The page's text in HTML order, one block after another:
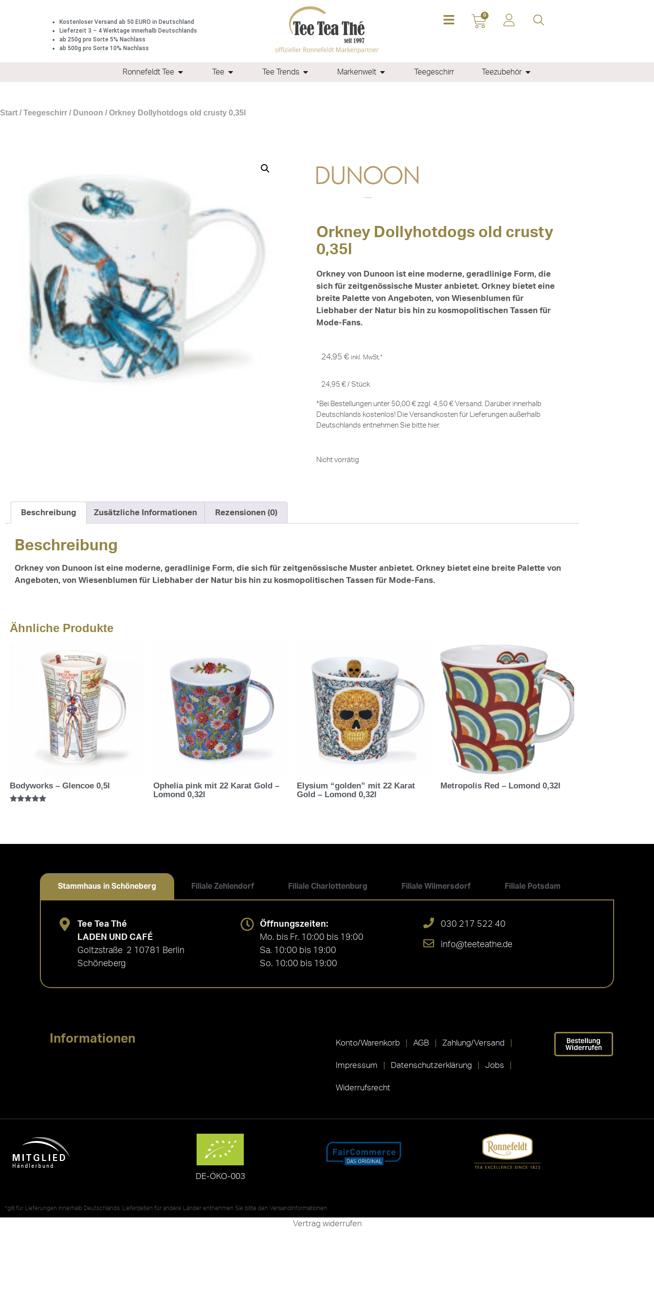
Kostenloser Versand ab 50 EURO in Deutschland
Lieferzeit 3 – 4 Werktage innerhalb Deutschlands
ab 250g pro Sorte 5% Nachlass
ab 500g pro Sorte 10% Nachlass
0
Ronnefeldt Tee Tee Tee Trends Markenwelt Teegeschirr Teezubehör
Start / Teegeschirr / Dunoon / Orkney Dollyhotdogs old crusty 0,35l
Orkney Dollyhotdogs old crusty
0,35l
Orkney von Dunoon ist eine moderne, geradlinige Form, die
sich für zeitgenössische Muster anbietet. Orkney bietet eine
breite Palette von Angeboten, von Wiesenblumen für
Liebhaber der Natur bis hin zu kosmopolitischen Tassen für
Mode-Fans.
24,95 € inkl. MwSt.*
24,95 € / Stück
*Bei Bestellungen unter 50,00 € zzgl. 4,50 € Versand. Darüber innerhalb
Deutschlands kostenlos! Die Versandkosten für Lieferungen außerhalb
Deutschlands entnehmen Sie bitte hier.
Nicht vorrätig
Beschreibung Zusätzliche Informationen Rezensionen (0)
Beschreibung
Orkney von Dunoon ist eine moderne, geradlinige Form, die sich für zeitgenössische Muster anbietet. Orkney bietet eine breite Palette von
Angeboten, von Wiesenblumen für Liebhaber der Natur bis hin zu kosmopolitischen Tassen für Mode-Fans.
Ähnliche Produkte
Bodyworks – Glencoe 0,5l
Ophelia pink mit 22 Karat Gold –
Lomond 0,32l
Elysium “golden” mit 22 Karat
Gold – Lomond 0,32l
Metropolis Red – Lomond 0,32l
Stammhaus in Schöneberg Filiale Zehlendorf Filiale Charlottenburg Filiale Wilmersdorf Filiale Potsdam
Tee Tea Thé
LADEN UND CAFÉ
Goltzstraße 2 10781 Berlin
Schöneberg
Öffnungszeiten:
Mo. bis Fr. 10:00 bis 19:00
Sa. 10:00 bis 19:00
So. 10:00 bis 19:00
030 217 522 40
info@teeteathe.de
Informationen Konto/Warenkorb AGB Zahlung/Versand
Impressum Datenschutzerklärung Jobs
Widerrufsrecht
Bestellung
Widerrufen
DE-ÖKO-003
*gilt für Lieferungen innerhalb Deutschlands, Lieferzeiten für andere Länder entnehmen Sie bitte den Versandinformationen
Vertrag widerrufen